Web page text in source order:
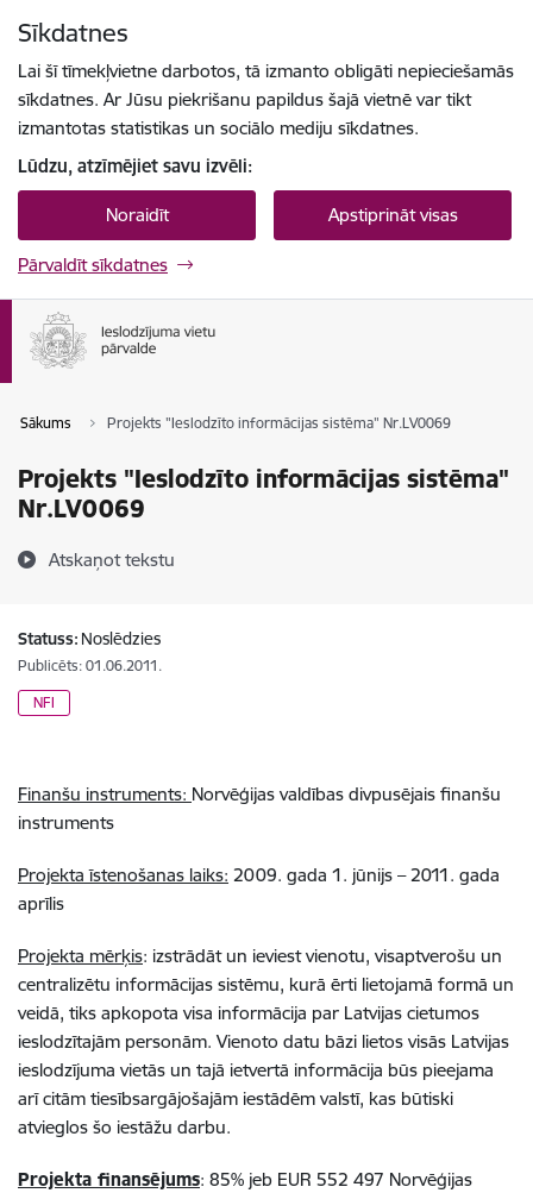
Sīkdatnes
Lai šī tīmekļvietne darbotos, tā izmanto obligāti nepieciešamās
sīkdatnes. Ar Jūsu piekrišanu papildus šajā vietnē var tikt
izmantotas statistikas un sociālo mediju sīkdatnes.
Lūdzu, atzīmējiet savu izvēli:
Noraidīt Apstiprināt visas
Pārvaldīt sīkdatnes
Sākums Projekts "Ieslodzīto informācijas sistēma" Nr.LV0069
Projekts "Ieslodzīto informācijas sistēma"
Nr.LV0069
Atskaņot tekstu
Statuss: Noslēdzies
Publicēts: 01.06.2011.
NFI
Finanšu instruments: Norvēģijas valdības divpusējais finanšu
instruments
Projekta īstenošanas laiks: 2009. gada 1. jūnijs – 2011. gada
aprīlis
Projekta mērķis: izstrādāt un ieviest vienotu, visaptverošu un
centralizētu informācijas sistēmu, kurā ērti lietojamā formā un
veidā, tiks apkopota visa informācija par Latvijas cietumos
ieslodzītajām personām. Vienoto datu bāzi lietos visās Latvijas
ieslodzījuma vietās un tajā ietvertā informācija būs pieejama
arī citām tiesībsargājošajām iestādēm valstī, kas būtiski
atvieglos šo iestāžu darbu.
Projekta finansējums: 85% jeb EUR 552 497 Norvēģijas